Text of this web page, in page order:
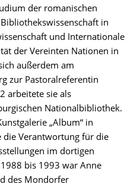
der romanischen
in
und Internationale
der Vereinten Nationen in
außerdem am
zur Pastoralreferentin
arbeitete sie als
Nationalbibliothek.
„Album“ in
die Verantwortung für die
im dortigen
bis 1993 war Anne
des Mondorfer